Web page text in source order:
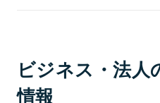
ビジネス・法人
情報